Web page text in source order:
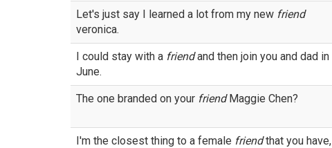
Let's just say I learned a lot from my new friend
veronica.
I could stay with a friendand then join you and dad in
June.
The one branded on your friendMaggie Chen?
I'm the closest thing to a female friendthat you have,